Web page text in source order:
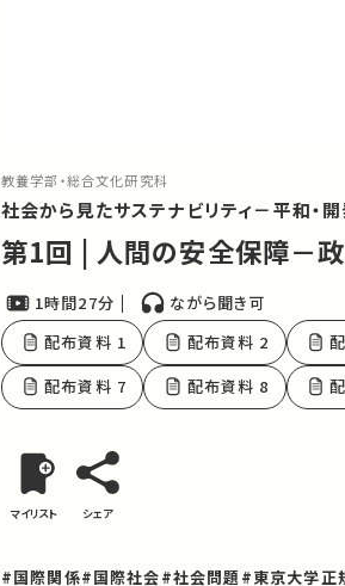
教養学部・総合文化研究科
社会から見たサステナビリティ－平和・開
第1回 | 人間の安全保障－
1時間27分
ながら聞き可
配布資料 1
配布資料 2
配布資料 7
配布資料 8
マイリスト シェア
#国際関係#国際社会#社会問題 #東京大学正